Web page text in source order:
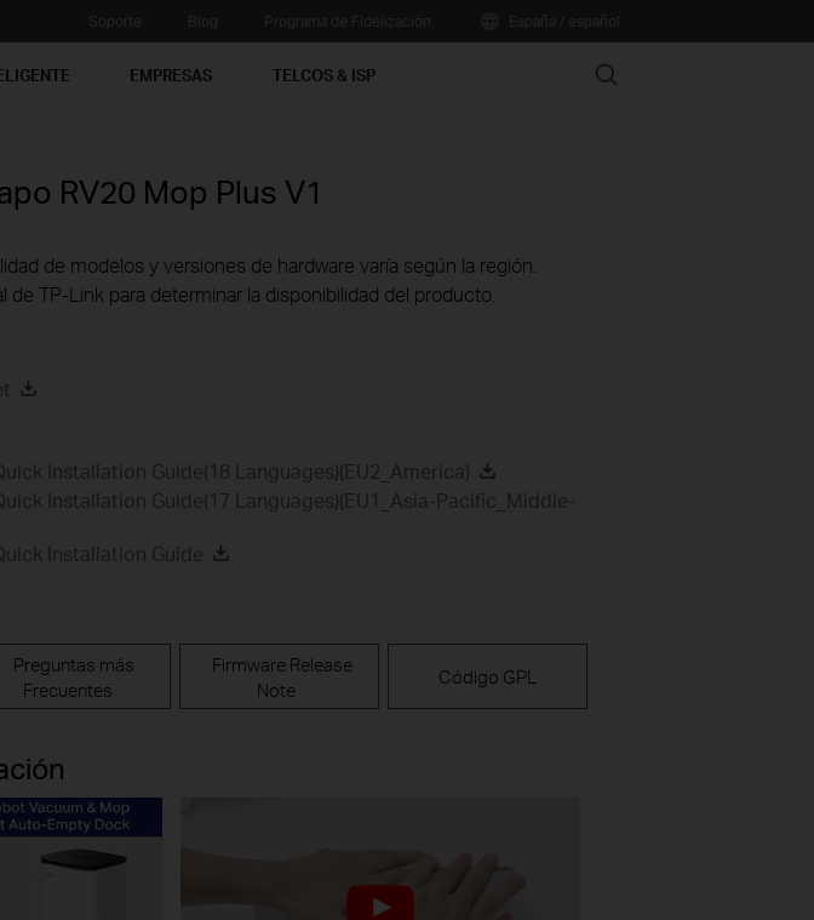
EMPRESAS TELCOS & ISP Search
RV20 Mop Plus V1
de modelos y versiones de hardware varía según la región.
de TP-Link para determinar la disponibilidad del producto.
Installation Guide(18 Languages)(EU2_America)
Installation Guide(17 Languages)(EU1_Asia-Pacific_Middle-
Installation Guide
Preguntas más
Frecuentes
Firmware Release
Note
Código GPL